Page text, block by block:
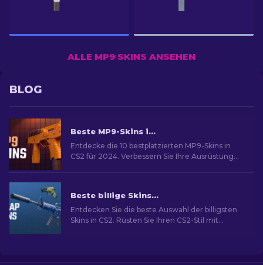
ALLE MP9 SKINS ANSEHEN
BLOG
Beste MP9-Skins in CS2 [2026]
Entdecke die 10 bestplatzierten MP9-Skins in
CS2 für 2024. Verbessern Sie Ihre Ausrüstung
Beste billige Skins in CS2 [2026]
Entdecken Sie die beste Auswahl der billigsten
Skins in CS2. Rüsten Sie Ihren CS2-Stil mit